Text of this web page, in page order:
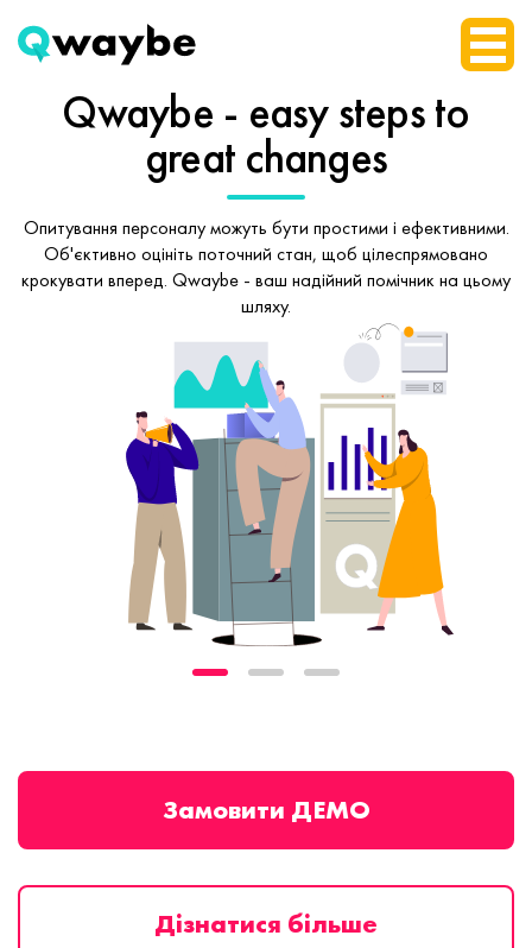
Qwaybe - easy stepsto
great changes
Опитування персоналу можуть бути простими і ефективними.
Об'єктивно оцініть поточний стан, щоб цілеспрямовано
крокувати вперед. Qwaybe - ваш надійний помічник на цьому
шляху.
Замовити ДЕМО
Дізнатися більше